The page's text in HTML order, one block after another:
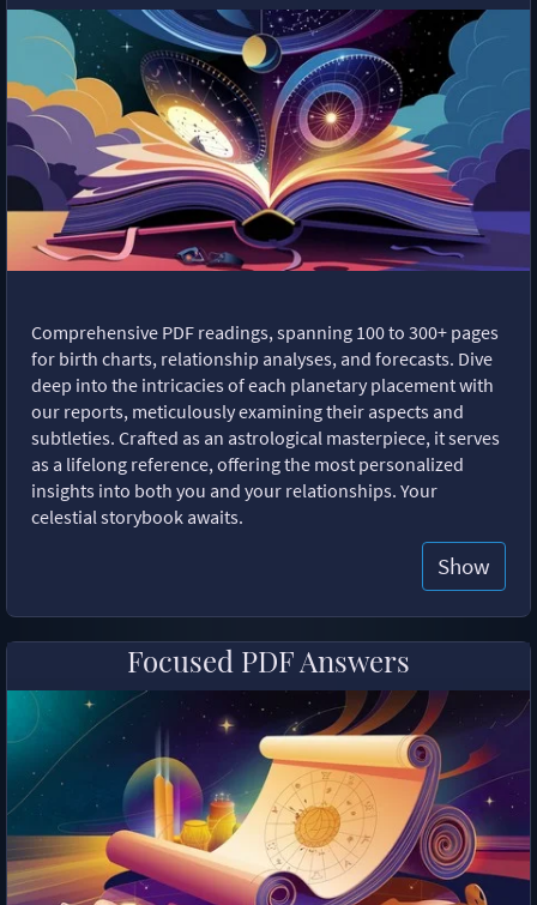
Comprehensive PDF readings, spanning 100 to 300+ pages
for birth charts, relationship analyses, and forecasts. Dive
deep into the intricacies of each planetary placement with
our reports, meticulously examining their aspects and
subtleties. Crafted as an astrological masterpiece, it serves
as a lifelong reference, offering the most personalized
insights into both you and your relationships. Your
celestial storybook awaits.
Show
Focused PDF Answers